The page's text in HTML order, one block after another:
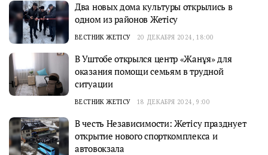
Два новых дома культуры открылись в
одном из районов Жетісу
ВЕСТНИК ЖЕТІСУ 20 ДЕКАБРЯ 2024, 18:00
В Уштобе открылся центр «Жанұя» для
оказания помощи семьям в трудной
ситуации
ВЕСТНИК ЖЕТІСУ 18 ДЕКАБРЯ 2024, 9:00
В честь Независимости: Жетісу празднует
открытие нового спорткомплекса и
автовокзала